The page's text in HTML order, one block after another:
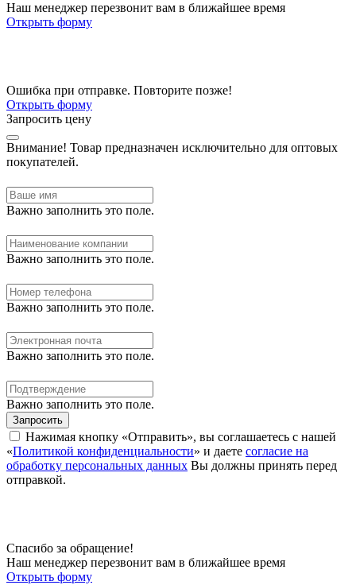
Наш менеджер перезвонит вам в ближайшее время
Открыть форму
Ошибка при отправке. Повторите позже!
Открыть форму
Запросить цену
Внимание! Товар предназначен исключительно для оптовых
покупателей.
Важно заполнить это поле.
Важно заполнить это поле.
Важно заполнить это поле.
Важно заполнить это поле.
Важно заполнить это поле.
Запросить
Нажимая кнопку «Отправить», вы соглашаетесь с нашей
«Политикой конфиденциальности» и даете согласие на
обработку персональных данных Вы должны принять перед
отправкой.
Спасибо за обращение!
Наш менеджер перезвонит вам в ближайшее время
Открыть форму